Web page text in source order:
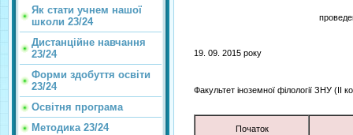
Як стати учнем нашої
школи 23/24
Дистанційне навчання
23/24
Форми здобуття освіти
23/24
Освітня програма
Методика 23/24
19. 09. 2015 року
Факультет іноземної філології ЗНУ (II
Початок